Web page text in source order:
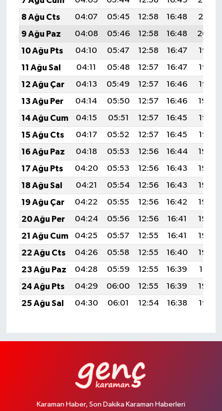
8 Ağu Cts
04:07 05:45 12:58 16:48
20:01
9 Ağu Paz
04:08 05:46 12:58 16:48
20:00
10 Ağu Pts
04:10 05:47 12:58 16:47
19:58
11 Ağu Sal
04:11 05:48 12:57 16:47
19:57
12 Ağu Çar
04:13 05:49 12:57 16:46
19:56
13 Ağu Per
04:14 05:50 12:57 16:46
19:54
14 Ağu Cum
04:15 05:51 12:57 16:45
19:53
15 Ağu Cts
04:17 05:52 12:57 16:45
19:52
16 Ağu Paz
04:18 05:53 12:56 16:44
19:50
17 Ağu Pts
04:20 05:53 12:56 16:43
19:49
18 Ağu Sal
04:21 05:54 12:56 16:43
19:48
19 Ağu Çar
04:22 05:55 12:56 16:42
19:46
20 Ağu Per
04:24 05:56 12:56 16:41
19:45
21 Ağu Cum
04:25 05:57 12:55 16:41
19:43
22 Ağu Cts
04:26 05:58 12:55 16:40
19:42
23 Ağu Paz
04:28 05:59 12:55 16:39
19:41
24 Ağu Pts
04:29 06:00 12:55 16:39
19:39
25 Ağu Sal
04:30 06:01 12:54 16:38 19:38
Karaman Haber, Son Dakika Karaman Haberleri